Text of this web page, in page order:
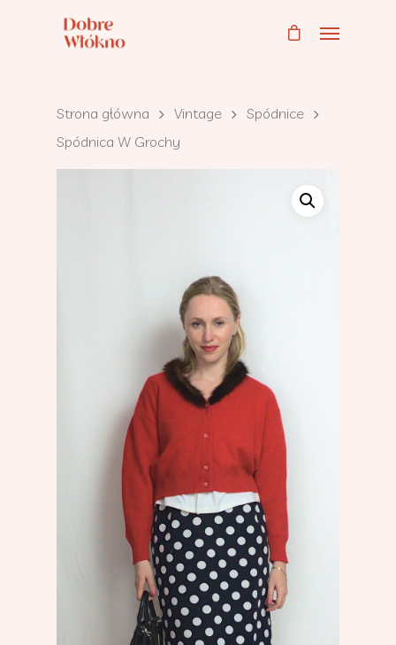
Strona główna Vintage
Spódnice
Spódnica W Grochy